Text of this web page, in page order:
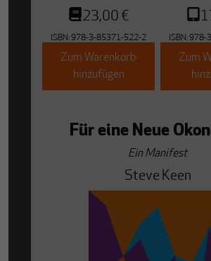
23,00 €
ISBN: 978-3-85371-522-2 ISBN: 978-
Zum Warenkorb
hinzufügen
Zum
Für eine Neue
Ein Manifest
Steve Keen